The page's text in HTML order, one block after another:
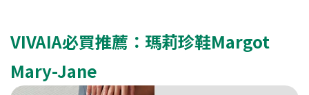
VIVAIA必買推薦：瑪莉珍鞋Margot
Mary-Jane